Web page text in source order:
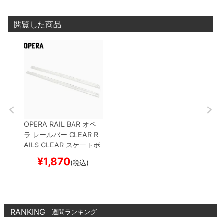
閲覧した商品
OPERA RAIL BAR オペ
ラ レールバー CLEAR R
AILS CLEAR スケートボ
¥1,870(税込)
RANKING 週間ランキング